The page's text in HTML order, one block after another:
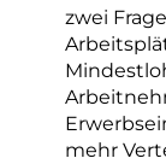
zwei
mehr